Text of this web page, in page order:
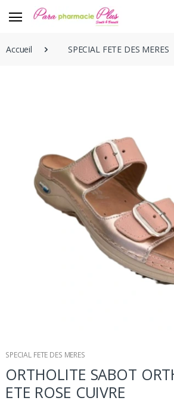
Accueil SPECIAL FETE DES MERES
SPECIAL FETE DES MERES
ORTHOLITE SABOT
ETE ROSE CUIVRE